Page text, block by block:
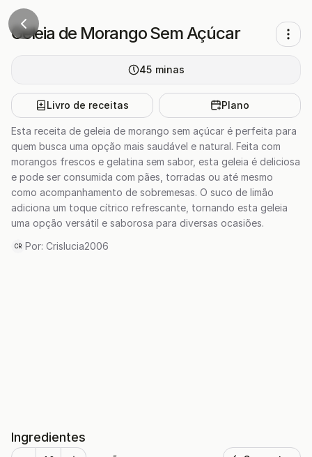
Geleia de Morango Sem Açúcar
45 minas
Livro de receitas Plano
Esta receita de geleia de morango sem açúcar é perfeita para
quem busca uma opção mais saudável e natural. Feita com
morangos frescos e gelatina sem sabor, esta geleia é deliciosa
e pode ser consumida com pães, torradas ou até mesmo
como acompanhamento de sobremesas. O suco de limão
adiciona um toque cítrico refrescante, tornando esta geleia
uma opção versátil e saborosa para diversas ocasiões.
CR Por: Crislucia2006
Ingredientes